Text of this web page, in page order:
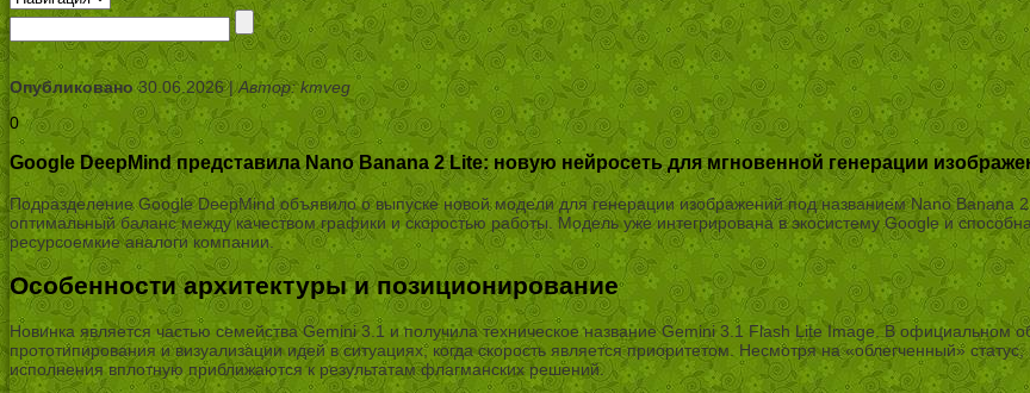
Опубликовано30.06.2026 |Автор: kmveg
0
Google DeepMind представила Nano Banana 2 Lite: новую нейросеть для мгновенной генерации
Подразделение Google DeepMind объявило о выпуске новой модели для генерации изображений под названием Nano Banana
оптимальный баланс между качеством графики и скоростью работы. Модель уже интегрирована в экосистему Google и
ресурсоемкие аналоги компании.
Особенности архитектуры и позиционирование
Новинка является частью семейства Gemini 3.1 и получила техническое название Gemini 3.1 Flash Lite Image. В официальном
прототипирования и визуализации идей в ситуациях, когда скорость является приоритетом. Несмотря на «облегченный»
исполнения вплотную приближаются к результатам флагманских решений.